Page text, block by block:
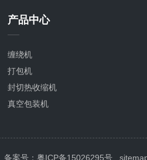
产品中心
缠绕机
打包机
封切热收缩机
真空包装机
喷码机
封口机
备案号：粤ICP备15026295号